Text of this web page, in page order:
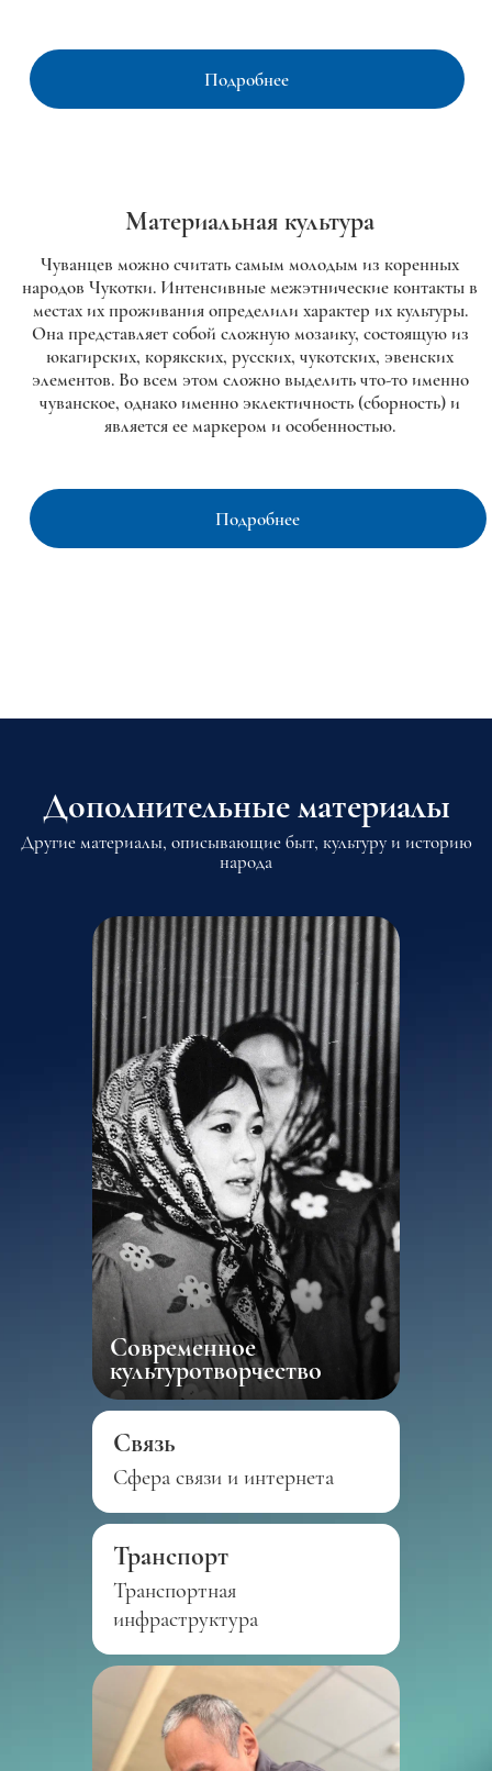
Подробнее
Материальная культура
Чуванцев можно считать самым молодым из коренных
народов Чукотки. Интенсивные межэтнические контакты в
местах их проживания определили характер их культуры.
Она представляет собой сложную мозаику, состоящую из
юкагирских, корякских, русских, чукотских, эвенских
элементов. Во всем этом сложно выделить что-то именно
чуванское, однако именно эклектичность (сборность) и
является ее маркером и особенностью.
Подробнее
Дополнительные материалы
Другие материалы, описывающие быт, культуру и историю
народа
Современное
культуротворчество
Связь
Сфера связи и интернета
Транспорт
Транспортная
инфраструктура